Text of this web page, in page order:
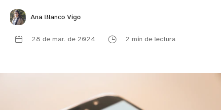
Ana Blanco Vigo
28 de mar. de 2024 2 min de lectura